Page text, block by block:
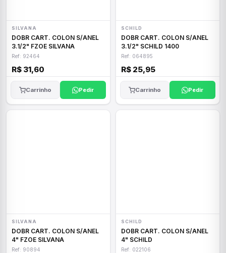
SILVANA
DOBR CART. COLON S/ANEL
3.1/2" FZOE SILVANA
Ref: 92464
R$ 31,60
Carrinho Pedir
SCHILD
DOBR CART. COLON S/ANEL
3.1/2" SCHILD 1400
Ref: 064895
R$ 25,95
Carrinho Pedir
SILVANA
DOBR CART. COLON S/ANEL
4" FZOE SILVANA
Ref: 90894
SCHILD
DOBR CART. COLON S/ANEL
4" SCHILD
Ref: 022106